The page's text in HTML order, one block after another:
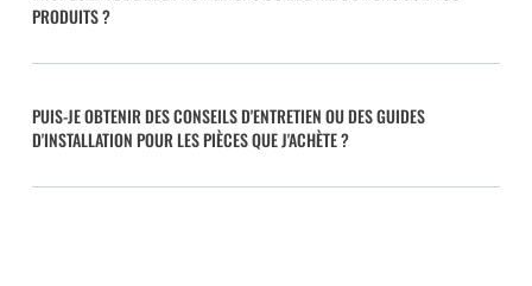
PRODUITS ?
PUIS-JE OBTENIR DES CONSEILS D'ENTRETIEN OU DES GUIDES
D'INSTALLATION POUR LES PIÈCES QUE J'ACHÈTE ?